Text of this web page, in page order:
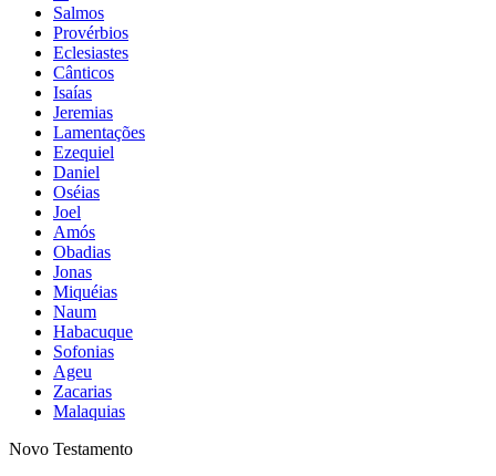
Salmos
Provérbios
Eclesiastes
Cânticos
Isaías
Jeremias
Lamentações
Ezequiel
Daniel
Oséias
Joel
Amós
Obadias
Jonas
Miquéias
Naum
Habacuque
Sofonias
Ageu
Zacarias
Malaquias
Novo Testamento